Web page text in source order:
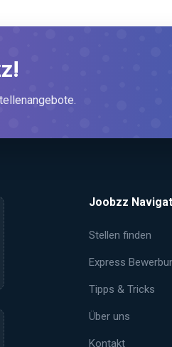
Joobzz
Stellen finden
Express
Tipps & Tricks
Über uns
Kontakt